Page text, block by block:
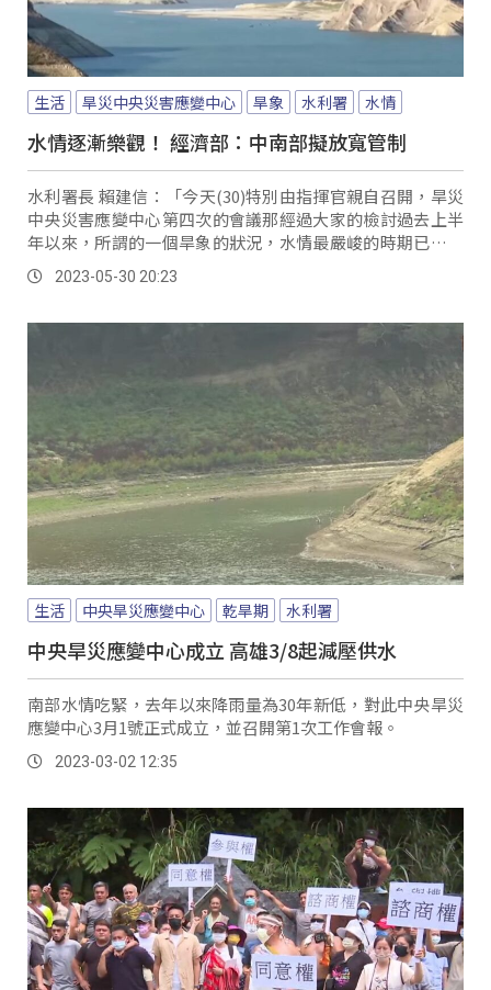
生活 旱災中央災害應變中心 旱象 水利署 水情
水情逐漸樂觀！ 經濟部：中南部擬放寬管制
水利署長 賴建信：「今天(30)特別由指揮官親自召開，旱災
中央災害應變中心第四次的會議那經過大家的檢討過去上半
年以來，所謂的一個旱象的狀況，水情最嚴峻的時期已經度
過去了。
2023-05-30 20:23
生活 中央旱災應變中心 乾旱期 水利署
中央旱災應變中心成立 高雄3/8起減壓供水
南部水情吃緊，去年以來降雨量為30年新低，對此中央旱災
應變中心3月1號正式成立，並召開第1次工作會報。
2023-03-02 12:35